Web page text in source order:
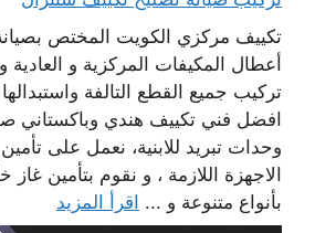
تكييف مركزي الكويت المختص
أعطال المكيفات المركزية و
تركيب جميع القطع التالفة
افضل فني تكييف هندي وباكستاني
وحدات تبريد للابنية، نعمل على
الاجهزة اللازمة ، و نقوم بتأمين
بأنواع متنوعة و ... اقرأ المزيد